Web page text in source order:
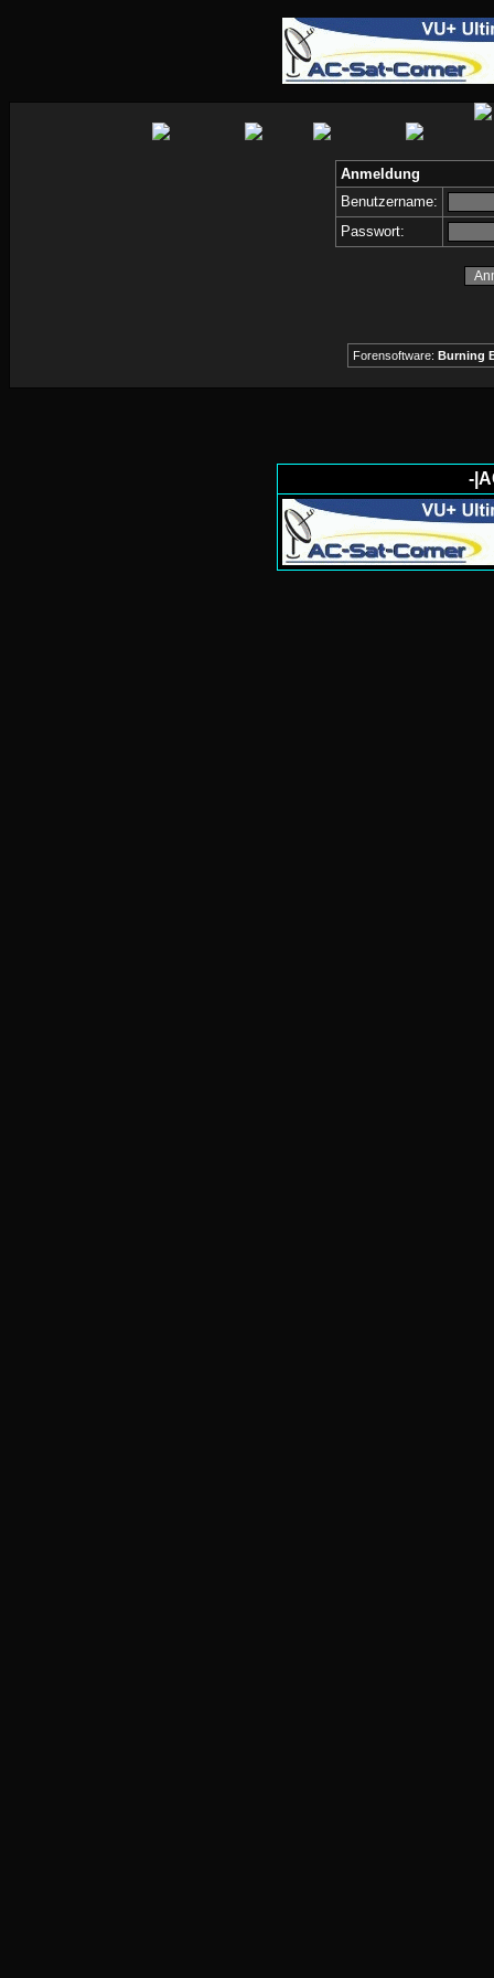
Anmeldung
Benutzername:
Passwort:
Forensoftware: Burning
-